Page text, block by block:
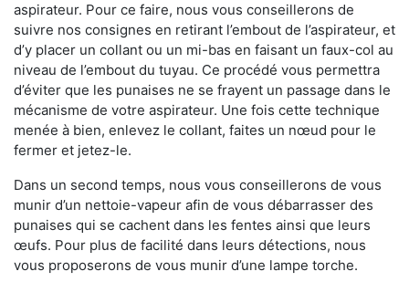
aspirateur. Pour ce faire, nous vous conseillerons de
suivre nos consignes en retirant l’embout de l’aspirateur, et
d’y placer un collant ou un mi-bas en faisant un faux-col au
niveau de l’embout du tuyau. Ce procédé vous permettra
d’éviter que les punaises ne se frayent un passage dans le
mécanisme de votre aspirateur. Une fois cette technique
menée à bien, enlevez le collant, faites un nœud pour le
fermer et jetez-le.
Dans un second temps, nous vous conseillerons de vous
munir d’un nettoie-vapeur afin de vous débarrasser des
punaises qui se cachent dans les fentes ainsi que leurs
œufs. Pour plus de facilité dans leurs détections, nous
vous proposerons de vous munir d’une lampe torche.